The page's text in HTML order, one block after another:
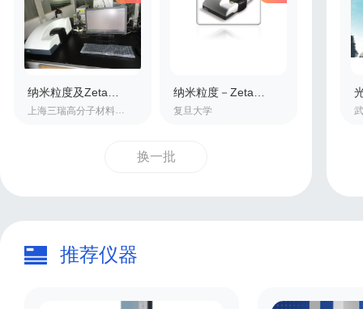
上海三瑞高分子材料有限公司 复旦大学
换一批
推荐仪器